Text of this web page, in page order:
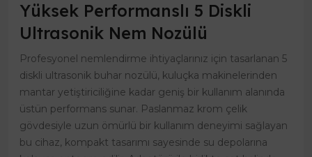
Yüksek Performanslı 5 Diskli
Ultrasonik Nem Nozülü
Profesyonel nemlendirme ihtiyaçlarınız için tasarlanan 5
diskli ultrasonik buhar nozülü, kuluçka makinelerinden
mantar yetiştiriciliğine kadar geniş bir kullanım alanında
üstün performans sunar. Paslanmaz krom çelik
gövdesiyle uzun ömürlü bir kullanım deneyimi sağlayan
bu cihaz, kompakt tasarımı sayesinde su depolarına